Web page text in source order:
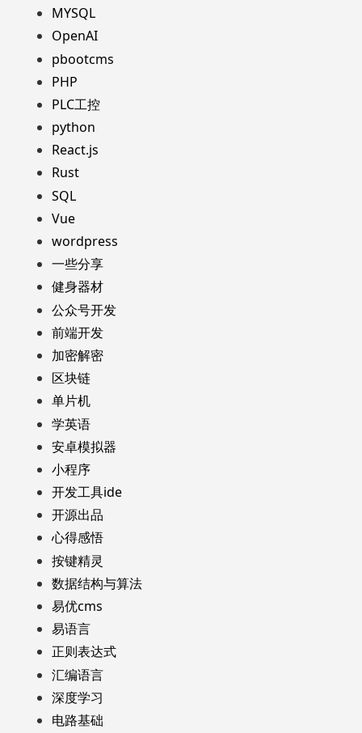
MYSQL
OpenAI
pbootcms
PHP
PLC工控
python
React.js
Rust
SQL
Vue
wordpress
一些分享
健身器材
公众号开发
前端开发
加密解密
区块链
单片机
学英语
安卓模拟器
小程序
开发工具ide
开源出品
心得感悟
按键精灵
数据结构与算法
易优cms
易语言
正则表达式
汇编语言
深度学习
电路基础